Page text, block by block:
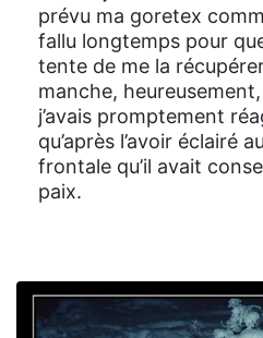
prévu ma goretex
fallu longtemps pour
tente de me la
manche,
j’avais promptement
qu’après l’avoir éclairé
frontale qu’il avait
paix.